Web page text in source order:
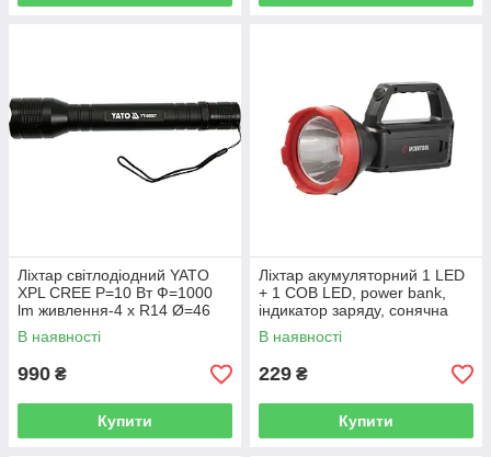
Ліхтар світлодіодний YATO
XPL CREE Р=10 Вт Ф=1000
lm живлення-4 х R14 Ø=46
мм x 254 мм YT-08567
В наявності
990 ₴
Купити
Ліхтар акумуляторний 1 LED
+ 1 COB LED, power bank,
індикатор заряду, сонячна
панель INTERTOOL LB-0107
В наявності
229 ₴
Купити